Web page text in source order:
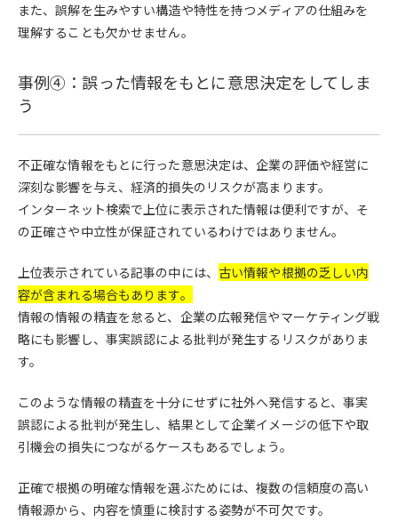
また、誤解を生みやすい構造や特性を持つメディアの仕組みを
理解することも欠かせません。
事例④：誤った情報をもとに意思決定をしてしま
う
不正確な情報をもとに行った意思決定は、企業の評価や経営に
深刻な影響を与え、経済的損失のリスクが高まります。
インターネット検索で上位に表示された情報は便利ですが、そ
の正確さや中立性が保証されているわけではありません。
上位表示されている記事の中には、 古い情報や根拠の乏しい内
容が含まれる場合もあります。
情報の情報の精査を怠ると、企業の広報発信やマーケティング戦
略にも影響し、事実誤認による批判が発生するリスクがありま
す。
このような情報の精査を十分にせずに社外へ発信すると、事実
誤認による批判が発生し、結果として企業イメージの低下や取
引機会の損失につながるケースもあるでしょう。
正確で根拠の明確な情報を選ぶためには、複数の信頼度の高い
情報源から、内容を慎重に検討する姿勢が不可欠です。